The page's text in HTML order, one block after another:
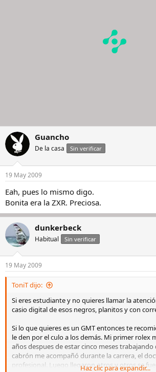
Guancho
De la casa Sin verificar
19 May 2009
Eah, pues lo mismo digo.
Bonita era la ZXR. Preciosa.
dunkerbeck
Habitual Sin verificar
19 May 2009
ToniT dijo:
Si eres estudiante y no quieres llamar la
casio digital de esos negros, planitos y con
Si lo que quieres es un GMT entonces te
le den por el culo a los demás. Mi primer rolex
años despues de estar cinco meses trabajando
cabrón me acompañó durante la carrera, el
profesional. Luego llegaron otros y otros se
Haz clic para expandir...